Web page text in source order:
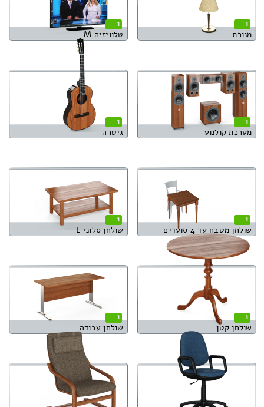
1
מנורת
1
טלוויזיה M
1
מערכת קולנוע
1
גיטרה
1
שולחן מטבח עד 4 סועדים
1
שולחן סלוני L
1
שולחן קטן
1
שולחן עבודה